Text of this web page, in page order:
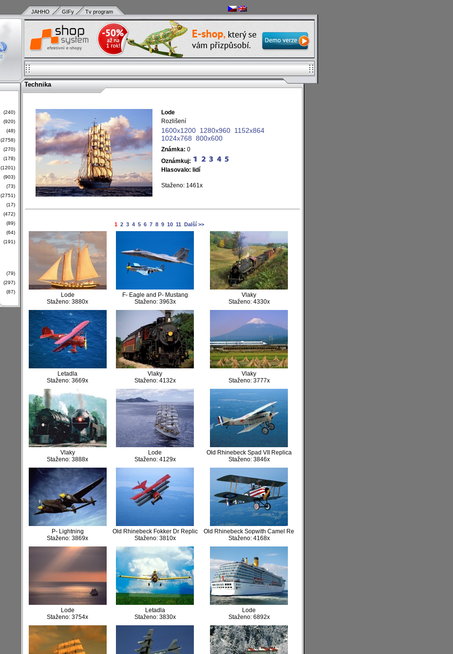
(240)
(920)
(48)
(2758)
(270)
(178)
(1201)
(903)
(73)
(2751)
(17)
(472)
(89)
(64)
(191)
(79)
(297)
(87)
JAHHO GIFy Tv program
Technika
Lode
Rozlišení
1600x1200 1280x960 1152x864
1024x768 800x600
Známka: 0
Oznámkuj:
Hlasovalo: lidí
Staženo: 1461x
1 2 3 4 5 6 7 8 9 10 11 Další >>
Lode
Staženo: 3880x
F- Eagle and P- Mustang
Staženo: 3963x
Vlaky
Staženo: 4330x
Letadla
Staženo: 3669x
Vlaky
Staženo: 4132x
Vlaky
Staženo: 3777x
Vlaky
Staženo: 3888x
Lode
Staženo: 4129x
Old Rhinebeck Spad VII Replica
Staženo: 3846x
P- Lightning
Staženo: 3869x
Old Rhinebeck Fokker Dr Replic
Staženo: 3810x
Old Rhinebeck Sopwith Camel Re
Staženo: 4168x
Lode
Staženo: 3754x
Letadla
Staženo: 3830x
Lode
Staženo: 6892x